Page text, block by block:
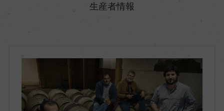
地区名
イタタ・ヴァレー
生産者情報